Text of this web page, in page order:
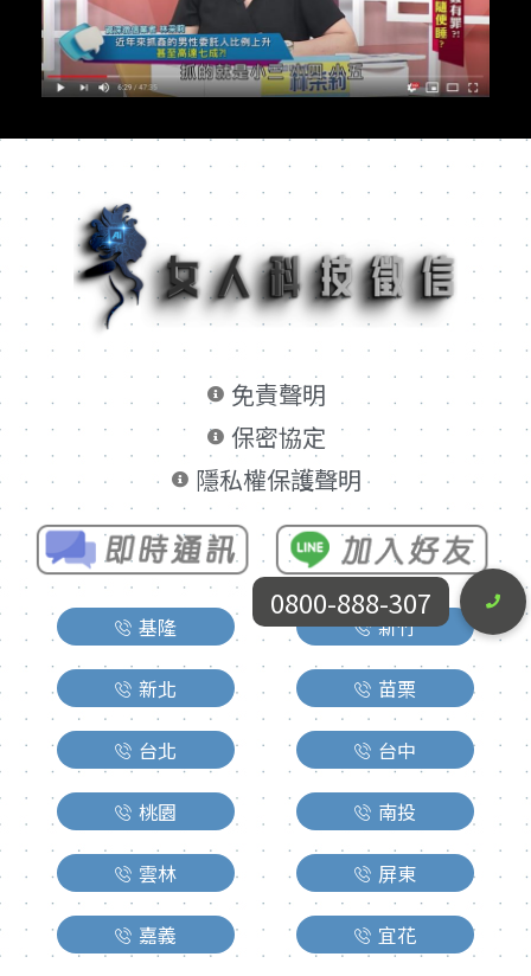
免責聲明
保密協定
隱私權保護聲明
基隆
新北
台北
桃園
新竹
苗栗
台中
南投
雲林
嘉義
屏東
宜花
0800-888-307